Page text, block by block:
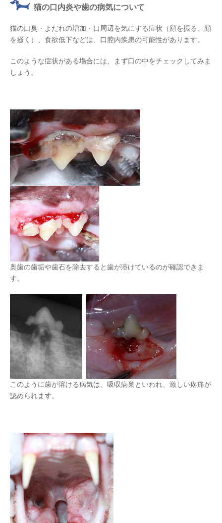
猫の口内炎や歯の病気について
猫の口臭・よだれの増加・口周辺を気にする症状（顔を振る、顔
を掻く）、食欲低下などは、口腔内疾患の可能性があります。
このような症状がある場合には、まず口の中をチェックしてみま
しょう。
奥歯の歯垢や歯石を除去すると歯が溶けているのが確認できま
す。
このように歯が溶ける病気は、吸収病巣といわれ、激しい疼痛が
認められます。